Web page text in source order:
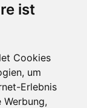
ist
Cookies
um
Erlebnis